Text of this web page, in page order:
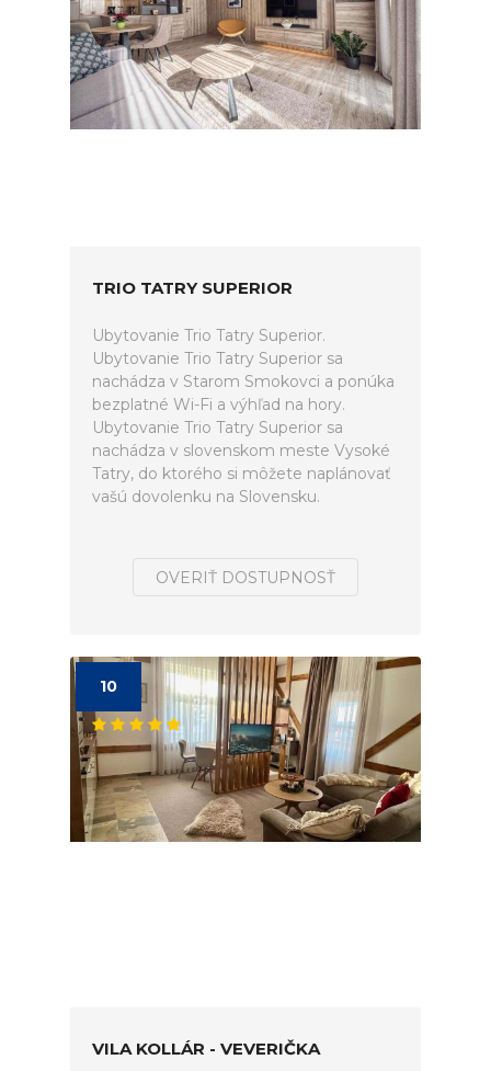
TRIO TATRY SUPERIOR
Ubytovanie Trio Tatry Superior.
Ubytovanie Trio Tatry Superior sa
nachádza v Starom Smokovci a ponúka
bezplatné Wi-Fi a výhľad na hory.
Ubytovanie Trio Tatry Superior sa
nachádza v slovenskom meste Vysoké
Tatry, do ktorého si môžete naplánovať
vašú dovolenku na Slovensku.
OVERIŤ DOSTUPNOSŤ
10
VILA KOLLÁR - VEVERIČKA